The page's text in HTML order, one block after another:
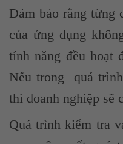
Đảm bảo rằng từng
của ứng dụng
tính năng đều hoạt
Nếu trong quá
thì doanh nghiệp sẽ
Quá trình kiểm tra